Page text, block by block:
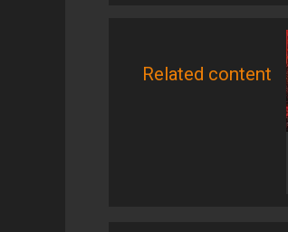
Related content